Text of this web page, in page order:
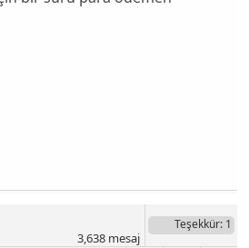
Teşekkür: 1
3,638mesaj